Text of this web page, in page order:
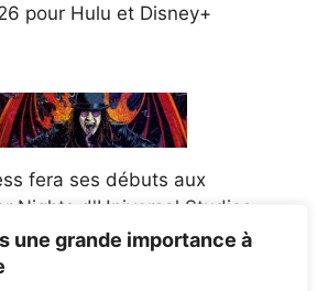
une grande importance à
pour Hulu et Disney+
fera ses débuts aux
Nights d'Universal Studios